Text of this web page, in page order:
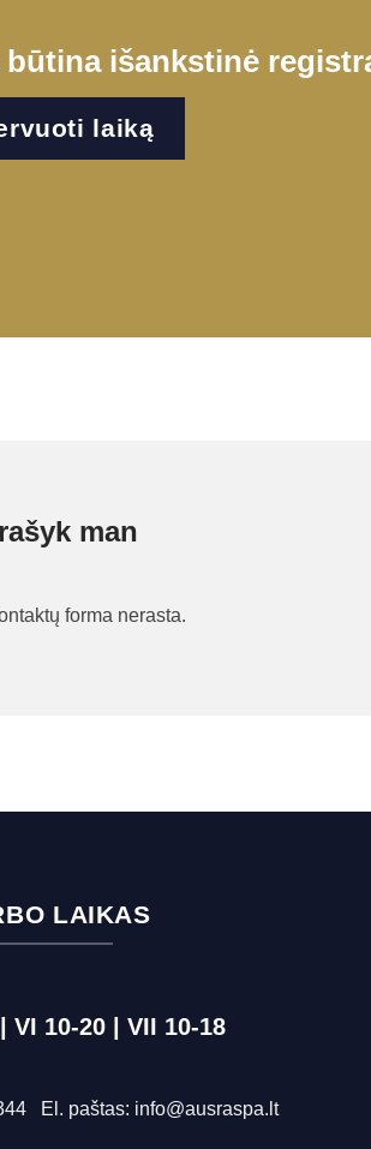
išankstinė
laiką
man
forma nerasta.
LAIKAS
VI 10-20 | VII 10-18
El. paštas: info@ausraspa.lt